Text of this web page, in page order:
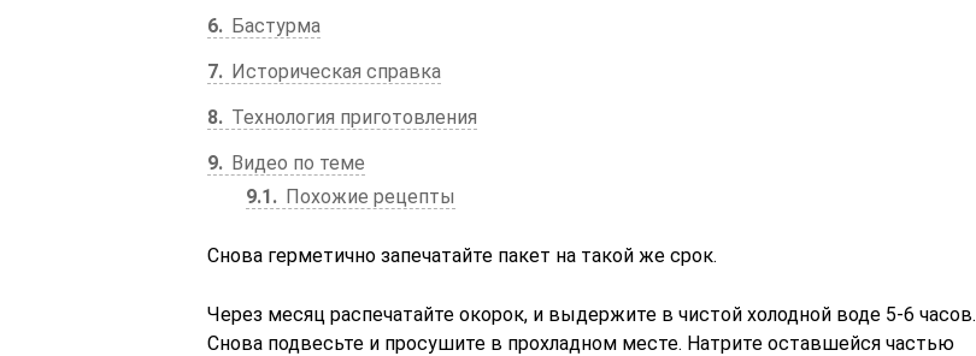
6
Бастурма
7
Историческая справка
8
Технология приготовления
9
Видео по теме
9.1
Похожие рецепты
Снова герметично запечатайте пакет на такой же срок.
Через месяц распечатайте окорок, и выдержите в чистой холодной воде 5-6 часов.
Снова подвесьте и просушите в прохладном месте. Натрите оставшейся частью